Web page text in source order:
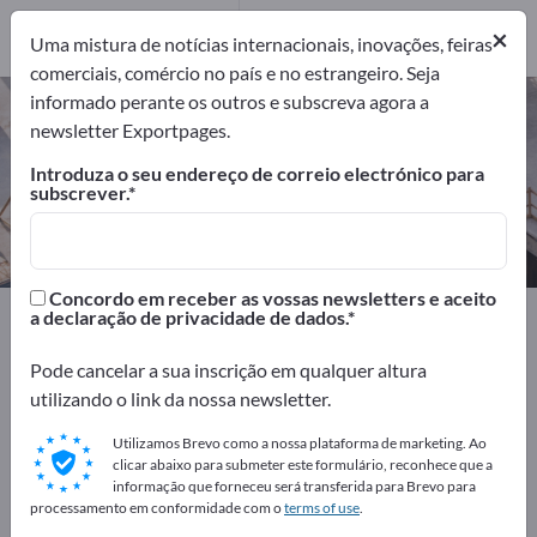
Sauna – encontre fabricantes e
fornecedores
Exportadores Fabricantes
5
Fabricantes
Exportpages Construção civil
Engenharia sanitária
Anuncie gratuitamente na
Exportpages!
Necessidades – Ofertas – Produtos usados – Contactos
comerciais >> comece aqui
×
Uma mistura de notícias internacionais, inovações, feiras
comerciais, comércio no país e no estrangeiro. Seja
informado perante os outros e subscreva agora a
newsletter Exportpages.
Introduza o seu endereço de correio electrónico para
subscrever.
Concordo em receber as vossas newsletters e aceito
a declaração de privacidade de dados.
Pode cancelar a sua inscrição em qualquer altura
utilizando o link da nossa newsletter.
Utilizamos Brevo como a nossa plataforma de marketing. Ao
clicar abaixo para submeter este formulário, reconhece que a
informação que forneceu será transferida para Brevo para
processamento em conformidade com oterms of use.